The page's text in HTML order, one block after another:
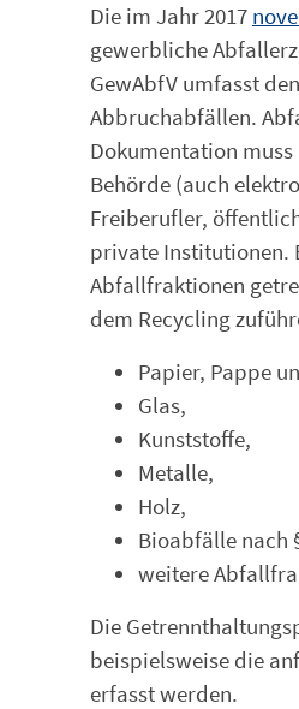
Die im Jahr 2017
gewerbliche
GewAbfV umfasst
Abbruchabfällen.
Dokumentation
Behörde (auch
Freiberufler,
private Institutionen.
Abfallfraktionen
dem Recycling
Papier, Pappe
Glas,
Kunststoffe,
Metalle,
Holz,
Bioabfälle nach
weitere
Die
beispielsweise die
erfasst werden.